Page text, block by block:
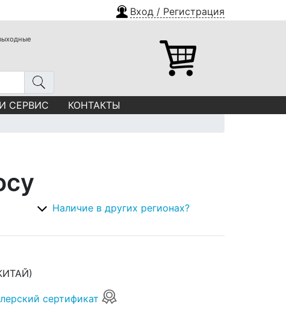
Вход / Регистрация
СЕРВИС КОНТАКТЫ
Наличие в других регионах?
сертификат